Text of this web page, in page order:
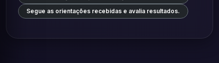
Segue as orientações recebidas e avalia resultados.